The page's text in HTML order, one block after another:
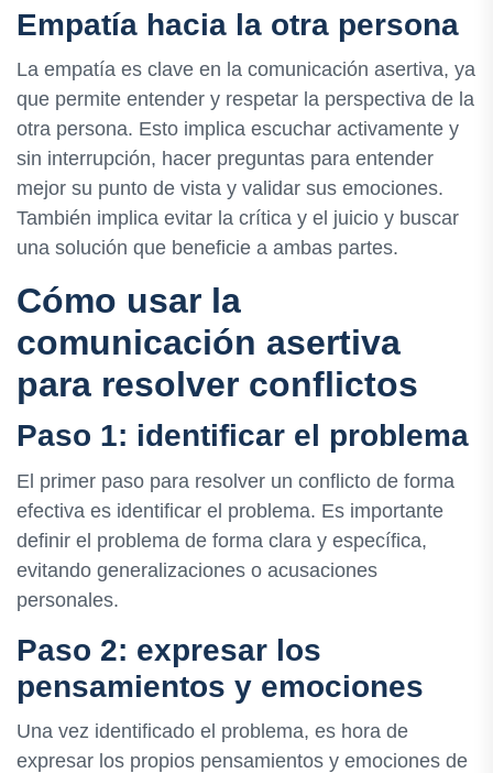
Empatía hacia la otra persona
La empatía es clave en la comunicación asertiva, ya
que permite entender y respetar la perspectiva de la
otra persona. Esto implica escuchar activamente y
sin interrupción, hacer preguntas para entender
mejor su punto de vista y validar sus emociones.
También implica evitar la crítica y el juicio y buscar
una solución que beneficie a ambas partes.
Cómo usar la
comunicación asertiva
para resolver conflictos
Paso 1: identificar el problema
El primer paso para resolver un conflicto de forma
efectiva es identificar el problema. Es importante
definir el problema de forma clara y específica,
evitando generalizaciones o acusaciones
personales.
Paso 2: expresar los
pensamientos y emociones
Una vez identificado el problema, es hora de
expresar los propios pensamientos y emociones de